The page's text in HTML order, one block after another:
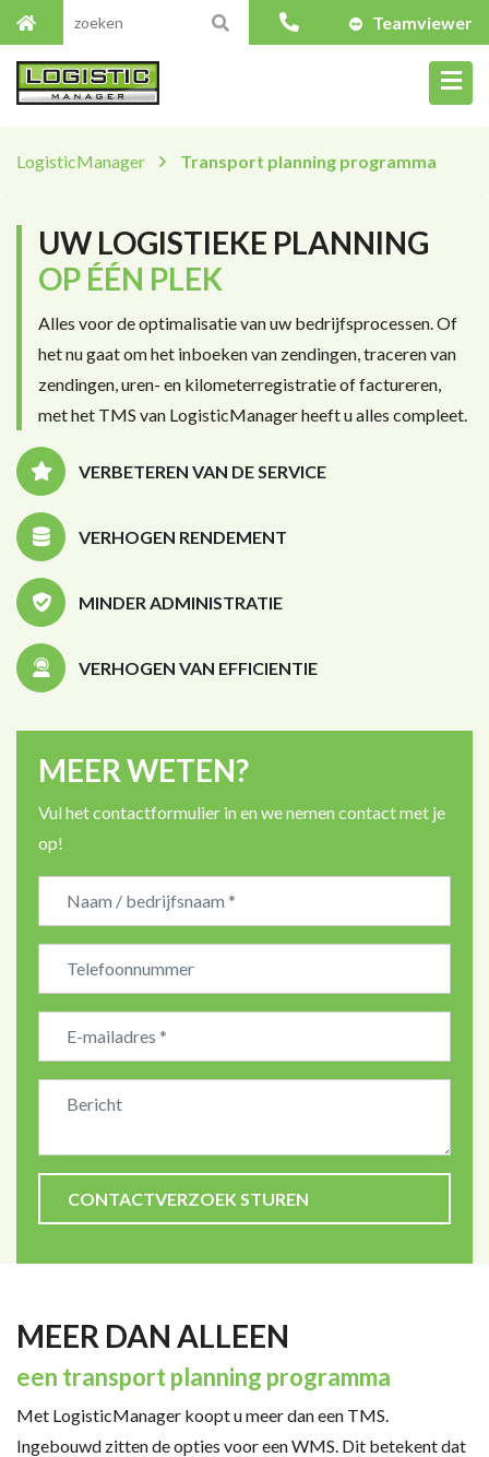
Teamviewer
LogisticManager Transport planning programma
UW LOGISTIEKE PLANNING
OP ÉÉN PLEK
Alles voor de optimalisatie van uw bedrijfsprocessen. Of
het nu gaat om het inboeken van zendingen, traceren van
zendingen, uren- en kilometerregistratie of factureren,
met het TMS van LogisticManager heeft u alles compleet.
VERBETEREN VAN DE SERVICE
VERHOGEN RENDEMENT
MINDER ADMINISTRATIE
VERHOGEN VAN EFFICIENTIE
MEER WETEN?
Vul het contactformulier in en we nemen contact met je
op!
MEER DAN ALLEEN
een transport planning programma
Met LogisticManager koopt u meer dan een TMS.
Ingebouwd zitten de opties voor een WMS. Dit betekent dat